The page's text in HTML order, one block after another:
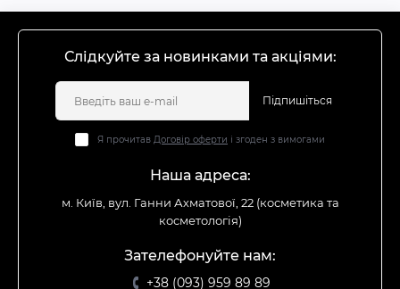
Слідкуйте за новинками та акціями:
Підпишіться
Я прочитав Договір оферти і згоден з вимогами
Наша адреса:
м. Київ, вул. Ганни Ахматової, 22 (косметика та
косметологія)
Зателефонуйте нам:
+38 (093) 959 89 89